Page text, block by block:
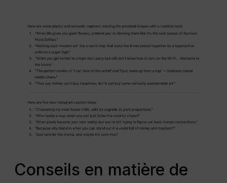
Conseils en matière de